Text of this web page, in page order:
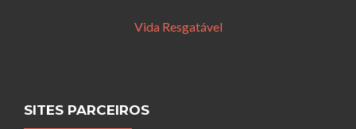
Vida Resgatável
SITES PARCEIROS